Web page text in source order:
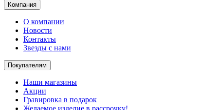
Компания
О компании
Новости
Контакты
Звезды с нами
Покупателям
Наши магазины
Акции
Гравировка в подарок